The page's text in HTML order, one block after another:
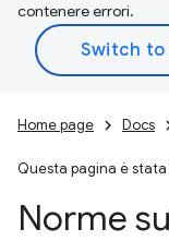
contenere errori.
Home page Docs
Questa pagina è stata
Norme